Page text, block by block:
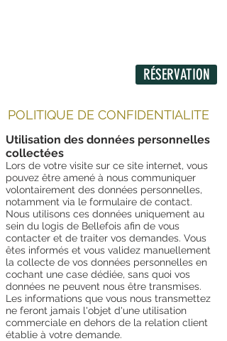
RÉSERVATION
POLITIQUE DE CONFIDENTIALITE
Utilisation des données personnelles
collectées
Lors de votre visite sur ce site internet, vous
pouvez être amené à nous communiquer
volontairement des données personnelles,
notamment via le formulaire de contact.
Nous utilisons ces données uniquement au
sein du logis de Bellefois afin de vous
contacter et de traiter vos demandes. Vous
êtes informés et vous validez manuellement
la collecte de vos données personnelles en
cochant une case dédiée, sans quoi vos
données ne peuvent nous être transmises.
Les informations que vous nous transmettez
ne feront jamais l'objet d'une utilisation
commerciale en dehors de la relation client
établie à votre demande.